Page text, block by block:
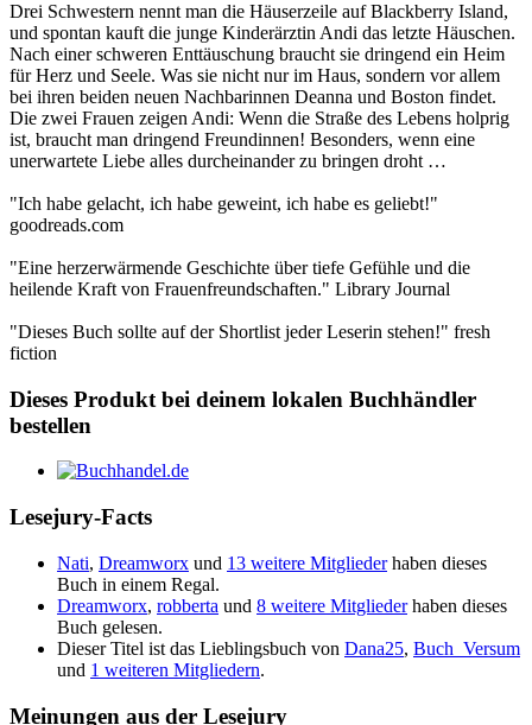
Drei Schwestern nennt man die Häuserzeile auf Blackberry Island,
und spontan kauft die junge Kinderärztin Andi das letzte Häuschen.
Nach einer schweren Enttäuschung braucht sie dringend ein Heim
für Herz und Seele. Was sie nicht nur im Haus, sondern vor allem
bei ihren beiden neuen Nachbarinnen Deanna und Boston findet.
Die zwei Frauen zeigen Andi: Wenn die Straße des Lebens holprig
ist, braucht man dringend Freundinnen! Besonders, wenn eine
unerwartete Liebe alles durcheinander zu bringen droht …
"Ich habe gelacht, ich habe geweint, ich habe es geliebt!"
goodreads.com
"Eine herzerwärmende Geschichte über tiefe Gefühle und die
heilende Kraft von Frauenfreundschaften." Library Journal
"Dieses Buch sollte auf der Shortlist jeder Leserin stehen!" fresh
fiction
Dieses Produkt bei deinem lokalen Buchhändler
bestellen
Lesejury-Facts
Nati, Dreamworx und 13 weitere Mitgliederhaben dieses
Buch in einem Regal.
Dreamworx, robberta und 8 weitere Mitgliederhaben dieses
Buch gelesen.
Dieser Titel ist das Lieblingsbuch von Dana25, Buch_Versum
und 1 weiteren Mitgliedern.
Meinungen aus der Lesejury